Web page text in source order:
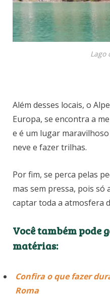
Lago
Além desses locais, o
Europa, se encontra a
e é um lugar
neve e fazer trilhas.
Por fim, se perca pelas
mas sem pressa, pois só
captar toda a atmosfera
Você também pode
matérias:
Confira o que fazer
Roma